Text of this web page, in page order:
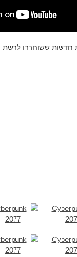
חדשות ששוחררו לרשת-